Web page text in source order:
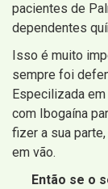
pacientes de
dependentes
Isso é muito
sempre foi
Especilizada
com Ibogaína
fizer a sua
em vão.
Então se o